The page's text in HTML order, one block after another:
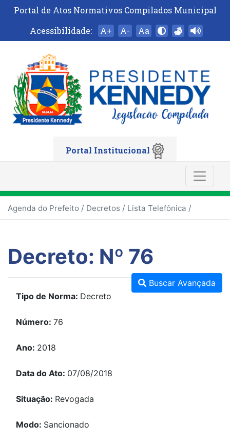
Portal de Atos Normativos Compilados Municipal
Acessibilidade:
A+ A- Aa
Portal Institucional
Agenda do Prefeito / Decretos / Lista Telefônica /
Decreto: Nº 76
Buscar Avançada
Tipo de Norma: Decreto
Número: 76
Ano: 2018
Data do Ato: 07/08/2018
Situação: Revogada
Modo: Sancionado